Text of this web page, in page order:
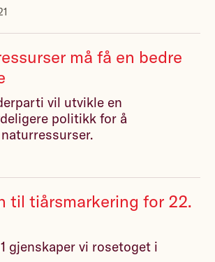
må få en bedre
vil utvikle en
politikk for å
til tiårsmarkering for 22.
gjenskaper vi rosetoget i